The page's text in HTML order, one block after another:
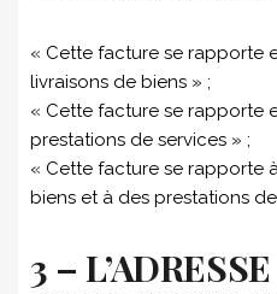
« Cette facture se rapporte
livraisons de biens » ;
« Cette facture se rapporte
prestations de services » ;
« Cette facture se rapporte
biens et à des prestations
3 –